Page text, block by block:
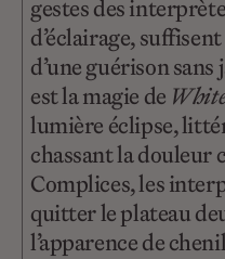
gestes des
d’éclairage,
d’une guérison
est la magie de
lumière éclipse,
chassant la douleur
Complices, les
quitter le plateau
l’apparence de